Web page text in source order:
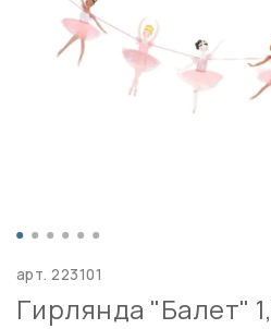
арт.223101
Гирлянда "Балет"